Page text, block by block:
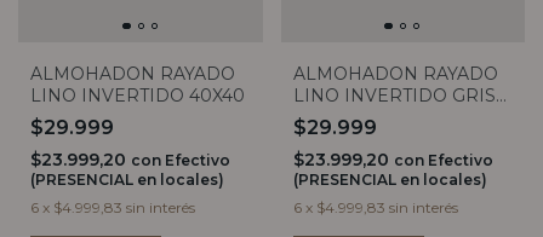
ALMOHADON RAYADO
LINO INVERTIDO 40X40
$29.999
$23.999,20 con Efectivo
(PRESENCIAL en locales)
6 x $4.999,83 sin interés
ALMOHADON RAYADO
LINO INVERTIDO GRIS
40X40
$29.999
$23.999,20 con Efectivo
(PRESENCIAL en locales)
6 x $4.999,83 sin interés